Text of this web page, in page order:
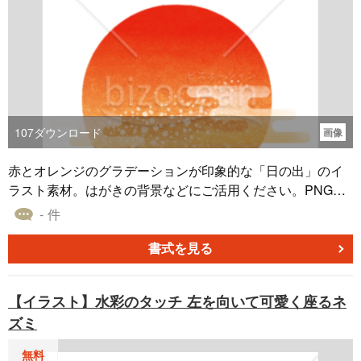
107ダウンロード 画像
赤とオレンジのグラデーションが印象的な「日の出」のイ
ラスト素材。はがきの背景などにご活用ください。PNG形
式になっていますので、オリジナルの年賀状を作るときに
- 件
書式を見る
【イラスト】水彩のタッチ 左を向いて可愛く座るネ
ズミ
無料